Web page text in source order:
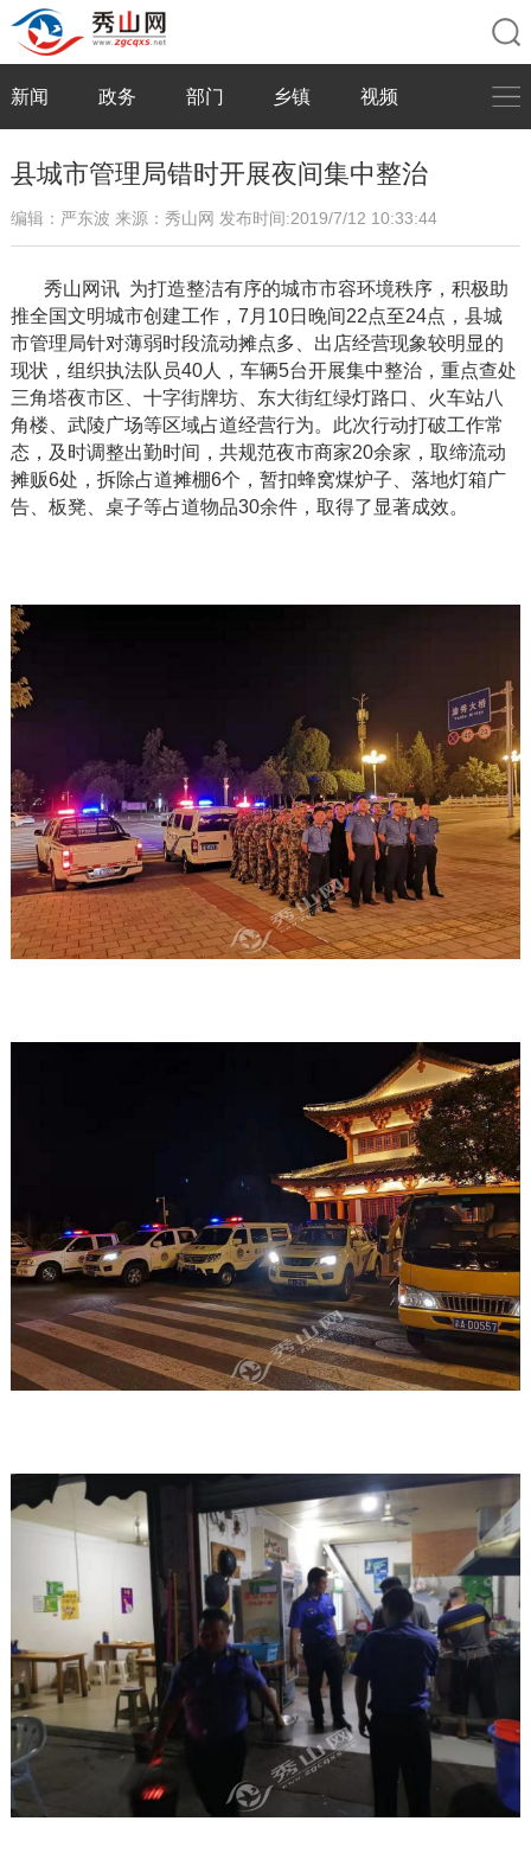
新闻 政务 部门 乡镇 视频
县城市管理局错时开展夜间集中整治
编辑：严东波 来源：秀山网 发布时间:2019/7/12 10:33:44
秀山网讯 为打造整洁有序的城市市容环境秩序，积极助
推全国文明城市创建工作， 7 月 10日晚间22点至24点，县城
市管理局针对薄弱时段流动摊点多、出店经营现象较明显的
现状，组织执法队员40人，车辆5台开展集中整治，重点查处
三角塔夜市区、十字街牌坊、东大街红绿灯路口、火车站八
角楼、武陵广场等区域占道经营行为。此次行动打破工作常
态，及时调整出勤时间，共规范夜市商家20余家，取缔流动
摊贩6处，拆除占道摊棚6个，暂扣蜂窝煤炉子、落地灯箱广
告、板凳、桌子等占道物品30余件，取得了显著成效。